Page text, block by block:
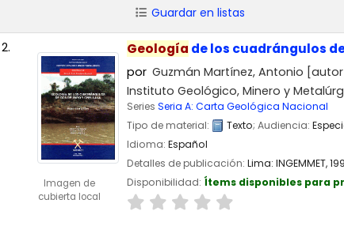
Guardar en listas
2.
Imagen de
cubierta local
Geología de los cuadrángulos
por Guzmán Martínez, Antonio
Instituto Geológico, Minero y
Series Seria A: Carta Geológica Nacional
Tipo de material:
Texto; Audiencia:
Idioma: Español
Detalles de publicación: Lima: INGEMMET,
Disponibilidad: Ítems disponibles para